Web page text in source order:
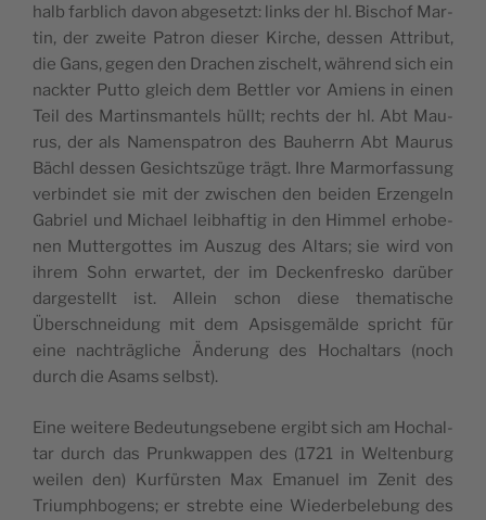
halb far­blich davon abge­setzt: links der hl. Bis­chof Mar­
tin, der zwei­te Patron die­ser Kir­che, des­sen Attri­but,
die Gans, gegen den Dra­chen zis­chelt, wäh­rend sich ein
nack­ter Put­to gleich dem Bettler vor Amiens in einen
Teil des Mar­tins­man­tels hüllt; rechts der hl. Abt Mau­
rus, der als Namens­pa­tron des Bauherrn Abt Mau­rus
Bächl des­sen Gesichts­zü­ge trägt. Ihre Mar­mor­fas­sung
ver­bin­det sie mit der zwis­chen den bei­den Erzen­geln
Gabriel und Michael leibhaf­tig in den Him­mel erho­be­
nen Mut­ter­got­tes im Aus­zug des Altars; sie wird von
ihrem Sohn erwar­tet, der im Dec­ken­fres­ko darü­ber
dar­ges­tellt ist. Allein schon die­se the­ma­tis­che
Übersch­nei­dung mit dem Apsis­ge­mäl­de spricht für
eine nach­trä­gli­che Ände­rung des Hochal­tars (noch
durch die Asams selbst).
Eine wei­te­re Bedeu­tung­se­be­ne ergibt sich am Hochal­
tar durch das Prunk­wap­pen des (1721 in Wel­ten­burg
wei­len den) Kur­fürs­ten Max Ema­nuel im Zenit des
Triumph­bo­gens; er streb­te eine Wie­der­be­le­bung des